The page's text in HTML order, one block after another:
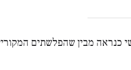
מבין שהפלשתים